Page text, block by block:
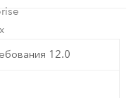
12.0